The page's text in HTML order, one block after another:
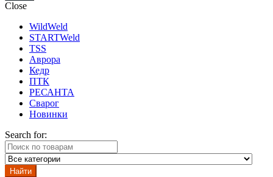
Close
WildWeld
STARTWeld
TSS
Аврора
Кедр
ПТК
РЕСАНТА
Сварог
Новинки
Search for:
Найти